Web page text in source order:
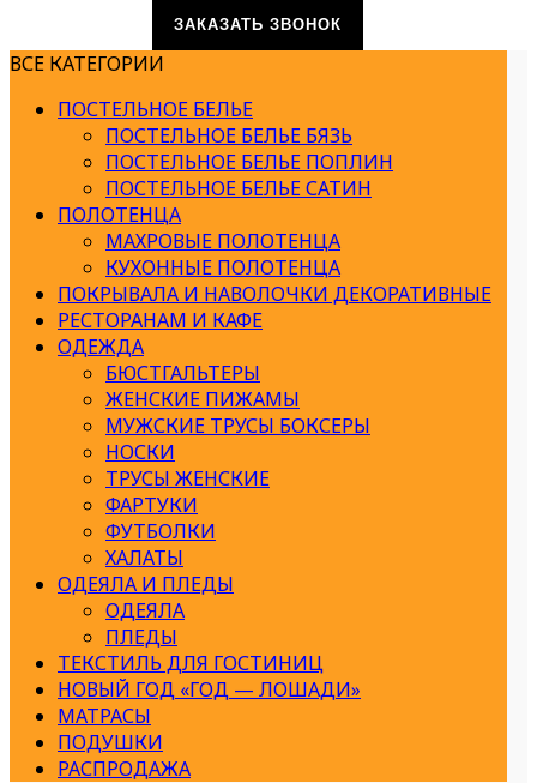
ЗАКАЗАТЬ ЗВОНОК
ВСЕ КАТЕГОРИИ
ПОСТЕЛЬНОЕ БЕЛЬЕ
ПОСТЕЛЬНОЕ БЕЛЬЕ БЯЗЬ
ПОСТЕЛЬНОЕ БЕЛЬЕ ПОПЛИН
ПОСТЕЛЬНОЕ БЕЛЬЕ САТИН
ПОЛОТЕНЦА
МАХРОВЫЕ ПОЛОТЕНЦА
КУХОННЫЕ ПОЛОТЕНЦА
ПОКРЫВАЛА И НАВОЛОЧКИ ДЕКОРАТИВНЫЕ
РЕСТОРАНАМ И КАФЕ
ОДЕЖДА
БЮСТГАЛЬТЕРЫ
ЖЕНСКИЕ ПИЖАМЫ
МУЖСКИЕ ТРУСЫ БОКСЕРЫ
НОСКИ
ТРУСЫ ЖЕНСКИЕ
ФАРТУКИ
ФУТБОЛКИ
ХАЛАТЫ
ОДЕЯЛА И ПЛЕДЫ
ОДЕЯЛА
ПЛЕДЫ
ТЕКСТИЛЬ ДЛЯ ГОСТИНИЦ
НОВЫЙ ГОД «ГОД — ЛОШАДИ»
МАТРАСЫ
ПОДУШКИ
РАСПРОДАЖА